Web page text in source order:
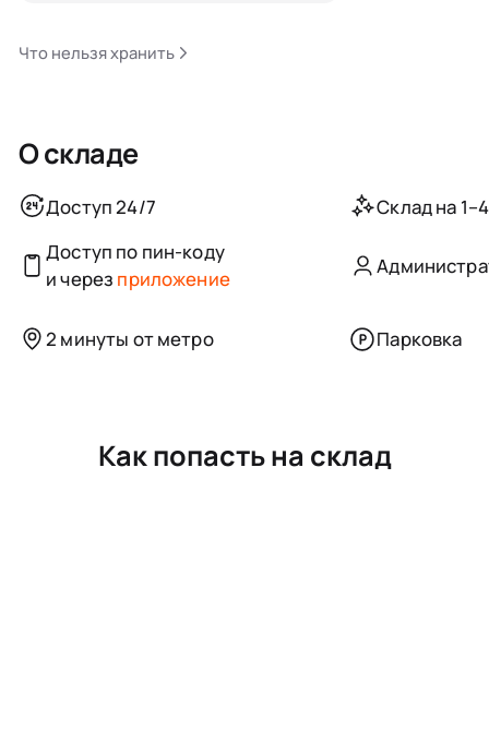
Что нельзя хранить
О складе
Доступ 24/7
Склад на
Доступ по пин-коду
и через приложение
2 минуты от метро Парковка
Как попасть на склад